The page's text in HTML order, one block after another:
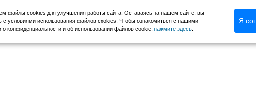
файлы cookies для улучшения работы сайта. Оставаясь на нашем сайте, вы
с условиями использования файлов cookies. Чтобы ознакомиться с нашими
конфиденциальности и об использовании файлов cookie, нажмите здесь
Я